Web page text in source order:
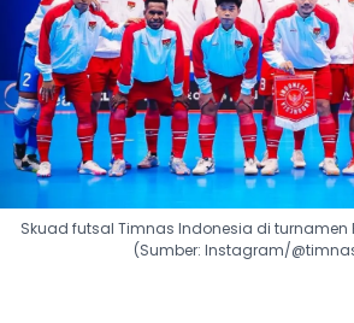
Skuad futsal Timnas Indonesia di turnamen
(Sumber: Instagram/